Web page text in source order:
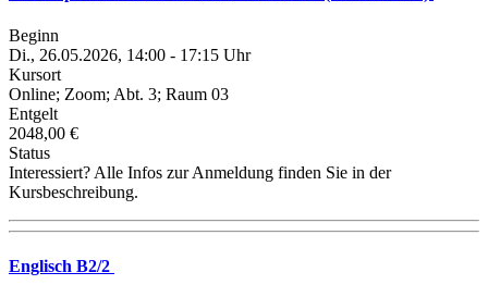
Beginn
Di., 26.05.2026, 14:00 - 17:15 Uhr
Kursort
Online; Zoom; Abt. 3; Raum 03
Entgelt
2048,00 €
Status
Interessiert? Alle Infos zur Anmeldung finden Sie in der
Kursbeschreibung.
Englisch B2/2